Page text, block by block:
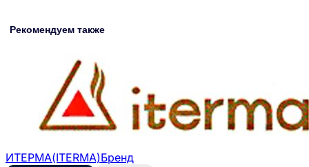
Рекомендуем также
ИТЕРМА(ITERMA)Бренд